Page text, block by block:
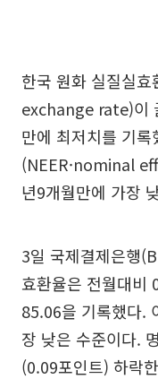
한국 원화 실질실
exchange rate)이
만에 최저치를 기
(NEER·nominal
년9개월만에 가장
3일 국제결제은행
효환율은 전월대비
85.06을 기록했다.
장 낮은 수준이다.
(0.09포인트) 하락